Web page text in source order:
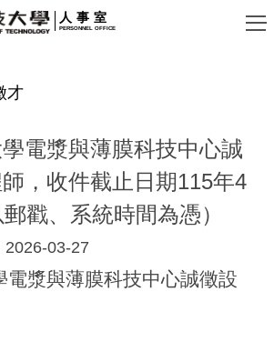
人事室
PERSONNEL OFFICE
才
電漿與薄膜科技中心誠
，收件截止日期115年4
戳、系統時間為憑）
2026-03-27
電漿與薄膜科技中心誠徵設